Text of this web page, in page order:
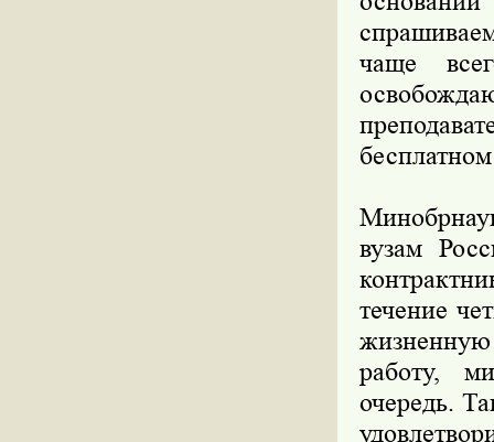
чаще
вузам
течение
работу,
очередь.